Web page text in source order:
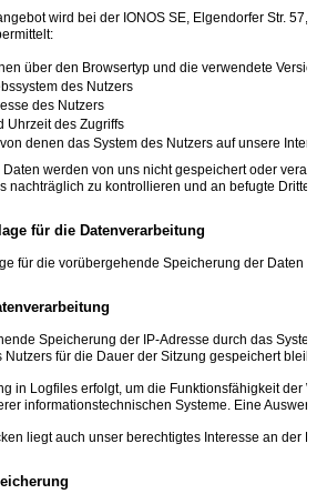
wird bei der IONOS SE, Elgendorfer Str. 57,
über den Browsertyp und die verwendete Version
des Nutzers
des Nutzers
Uhrzeit des Zugriffs
denen das System des Nutzers auf unsere
werden von uns nicht gespeichert oder
nachträglich zu kontrollieren und an befugte Dritte
für die Datenverarbeitung
für die vorübergehende Speicherung der Daten
Speicherung der IP-Adresse durch das
Nutzers für die Dauer der Sitzung gespeichert
in Logfiles erfolgt, um die Funktionsfähigkeit der
informationstechnischen Systeme. Eine
liegt auch unser berechtigtes Interesse an der